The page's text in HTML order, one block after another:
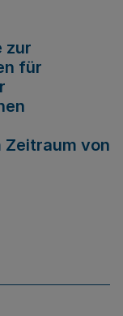
zur
für
von